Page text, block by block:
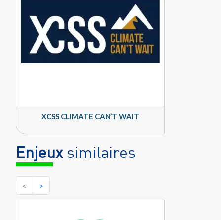
XCSS CLIMATE CAN’T WAIT
Enjeuxsimilaires
< >